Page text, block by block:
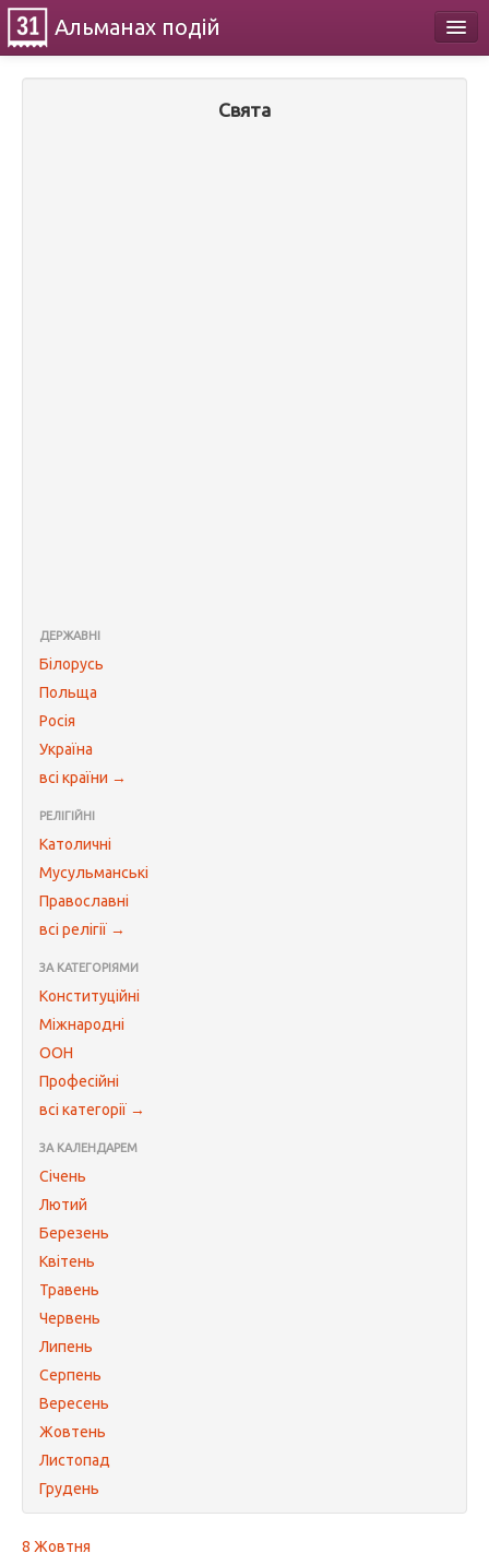
Альманах подій
Свята
ДЕРЖАВНІ
Білорусь
Польща
Росія
Україна
всі країни →
РЕЛІГІЙНІ
Католичні
Мусульманські
Православні
всі релігії →
ЗА КАТЕГОРІЯМИ
Конституційні
Міжнародні
ООН
Професійні
всі категорії →
ЗА КАЛЕНДАРЕМ
Січень
Лютий
Березень
Квітень
Травень
Червень
Липень
Серпень
Вересень
Жовтень
Листопад
Грудень
8 Жовтня